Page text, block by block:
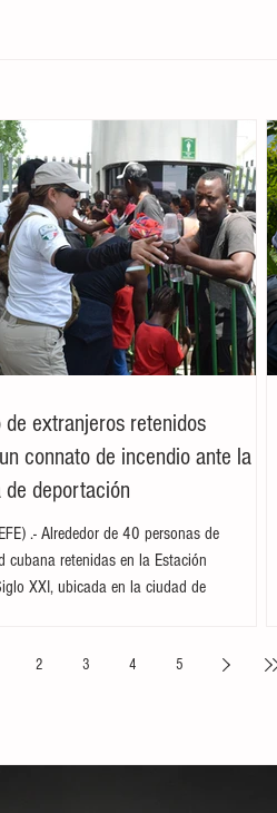
de extranjeros retenidos
connato de incendio ante la
de deportación
.- Alrededor de 40 personas de
cubana retenidas en la Estación
XXI, ubicada en la ciudad de
De acuerdo con los primeros
2 3 4 5